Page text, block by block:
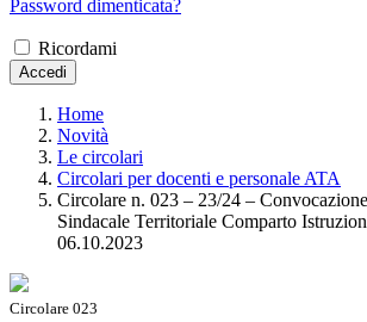
Password dimenticata?
Ricordami
Accedi
Home
Novità
Le circolari
Circolari per docenti e personale ATA
Circolare n. 023 – 23/24 –
Sindacale Territoriale Comparto
06.10.2023
Circolare 023